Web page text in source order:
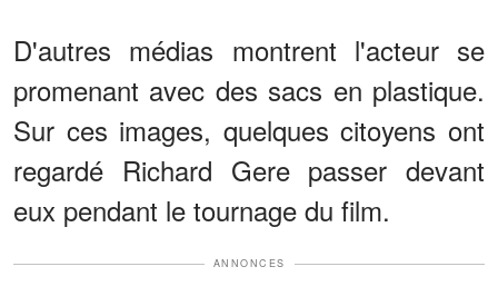
D'autres médias montrent l'acteur se
promenant avec des sacs en plastique.
Sur ces images, quelques citoyens ont
regardé Richard Gere passer devant
eux pendant le tournage du film.
ANNONCES